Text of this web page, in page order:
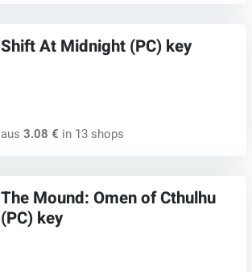
Shift At Midnight (PC) key
aus 3.08 € in 13 shops
The Mound: Omen of Cthulhu
(PC) key